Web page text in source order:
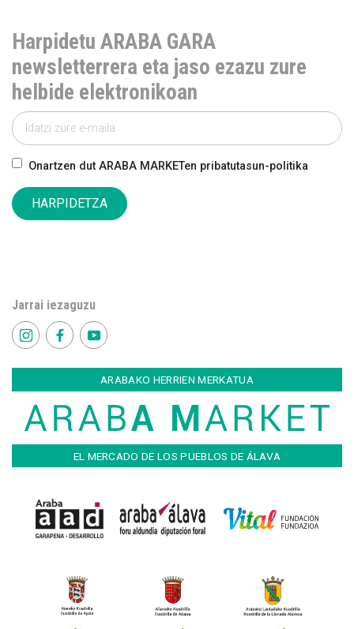
Harpidetu ARABA GARA
newsletterrera eta jaso ezazu zure
helbide elektronikoan
Onartzen dut ARABA MARKETen pribatutasun-politika
HARPIDETZA
Jarrai iezaguzu
ARABAKO HERRIEN MERKATUA
EL MERCADO DE LOS PUEBLOS DE ÁLAVA